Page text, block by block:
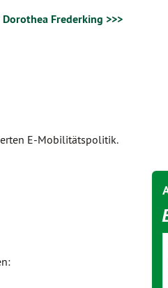
Frederking >>>
E-Mobilitätspolitik.